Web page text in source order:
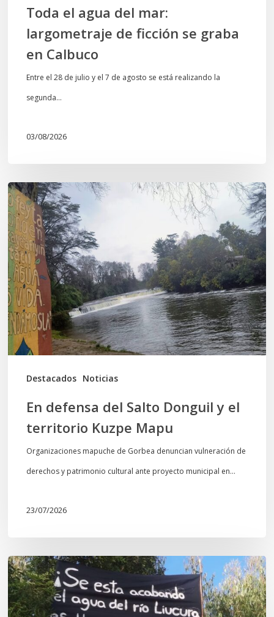
Toda el agua del mar:
largometraje de ficción se graba
en Calbuco
Entre el 28 de julio y el 7 de agosto se está realizando la
segunda…
03/08/2026
Destacados Noticias
En
defensa
del
Salto
Donguil
y
el
territorio
Kuzpe
Mapu
En defensa del Salto Donguil y el
territorio Kuzpe Mapu
Organizaciones mapuche de Gorbea denuncian vulneración de
derechos y patrimonio cultural ante proyecto municipal en…
23/07/2026
Newen
Leufu
Ligkusra: